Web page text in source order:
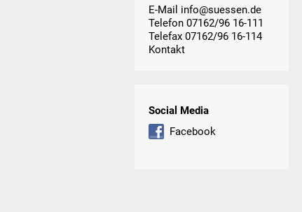
E-Mail info@suessen.de
Telefon 07162/96 16-111
Telefax 07162/96 16-114
Kontakt
Social Media
Facebook